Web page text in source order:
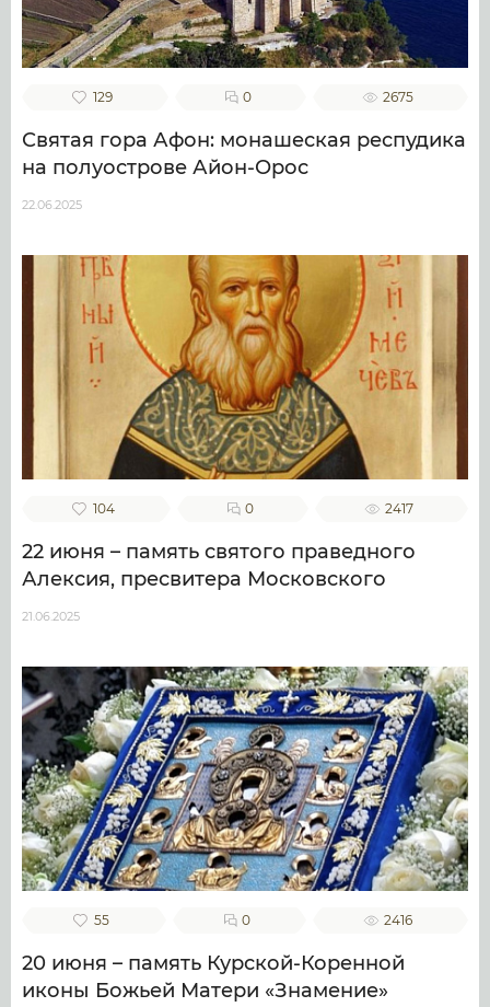
129 0 2675
Святая гора Афон: монашеская респудика
на полуострове Айон-Орос
22.06.2025
104 0 2417
22 июня – память святого праведного
Алексия, пресвитера Московского
21.06.2025
55 0 2416
20 июня – память Курской-Коренной
иконы Божьей Матери «Знамение»